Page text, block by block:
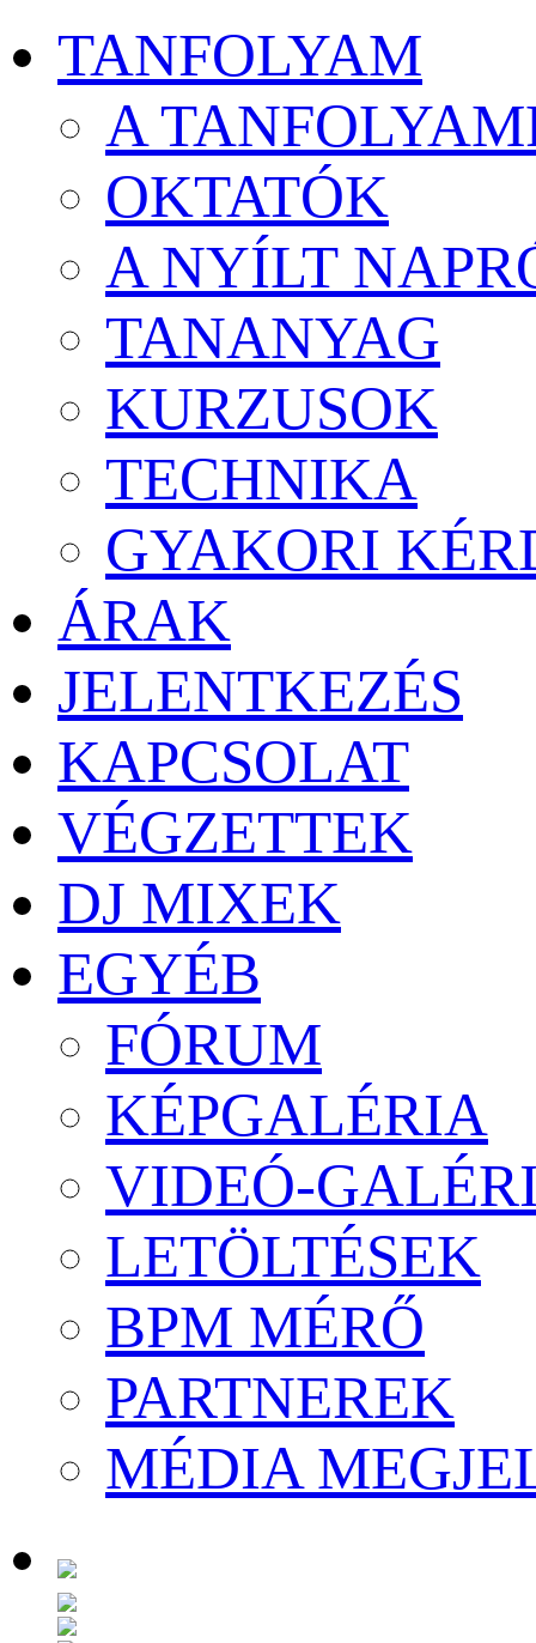
TANFOLYAM
A
OKTATÓK
A NYÍLT
TANANYAG
KURZUSOK
TECHNIKA
GYAKORI
ÁRAK
JELENTKEZÉS
KAPCSOLAT
VÉGZETTEK
DJ MIXEK
EGYÉB
FÓRUM
KÉPGALÉRIA
VIDEÓ-
LETÖLTÉSEK
BPM MÉRŐ
PARTNEREK
MÉDIA